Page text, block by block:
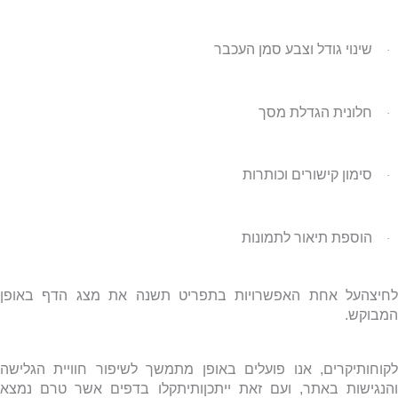
· שינוי גודל וצבע סמן העכבר
· חלונית הגדלת מסך
· סימון קישורים וכותרות
· הוספת תיאור לתמונות
לחיצהעל אחת האפשרויות בתפריט תשנה את מצג הדף באופן
המבוקש.
לקוחותיקרים, אנו פועלים באופן מתמשך לשיפור חוויית הגלישה
והנגישות באתר, ועם זאת ייתכןותיתקלו בדפים אשר טרם נמצא